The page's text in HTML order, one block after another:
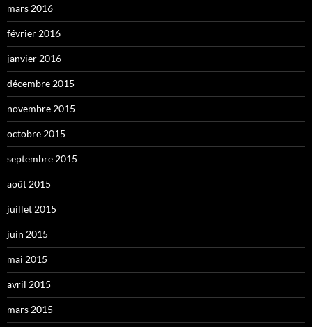
mars 2016
février 2016
janvier 2016
décembre 2015
novembre 2015
octobre 2015
septembre 2015
août 2015
juillet 2015
juin 2015
mai 2015
avril 2015
mars 2015